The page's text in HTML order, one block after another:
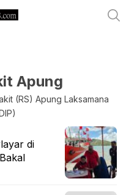
Apung
(RS) Apung Laksamana
di